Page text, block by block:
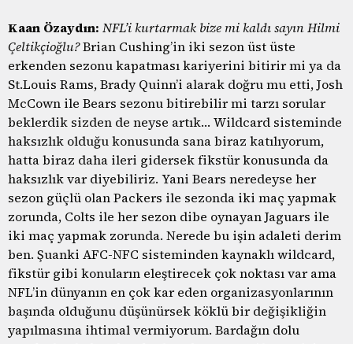
Kaan Özaydın: NFL’i kurtarmak bize mi kaldı sayın Hilmi
Çeltikçioğlu?Brian Cushing’in iki sezon üst üste
erkenden sezonu kapatması kariyerini bitirir mi ya da
St.Louis Rams, Brady Quinn’i alarak doğru mu etti, Josh
McCown ile Bears sezonu bitirebilir mi tarzı sorular
beklerdik sizden de neyse artık… Wildcard sisteminde
haksızlık olduğu konusunda sana biraz katılıyorum,
hatta biraz daha ileri gidersek fikstür konusunda da
haksızlık var diyebiliriz. Yani Bears neredeyse her
sezon güçlü olan Packers ile sezonda iki maç yapmak
zorunda, Colts ile her sezon dibe oynayan Jaguars ile
iki maç yapmak zorunda. Nerede bu işin adaleti derim
ben. Şuanki AFC-NFC sisteminden kaynaklı wildcard,
fikstür gibi konuların eleştirecek çok noktası var ama
NFL’in dünyanın en çok kar eden organizasyonlarının
başında olduğunu düşünürsek köklü bir değişikliğin
yapılmasına ihtimal vermiyorum. Bardağın dolu